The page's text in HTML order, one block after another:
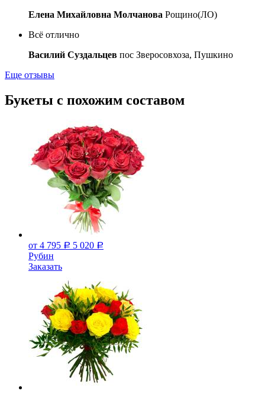
Елена Михайловна Молчанова Рощино(ЛО)
Всё отлично
Василий Суздальцев пос Зверосовхоза, Пушкино
Еще отзывы
Букеты с похожим составом
от 4 795 Р 5 020 Р
Рубин
Заказать